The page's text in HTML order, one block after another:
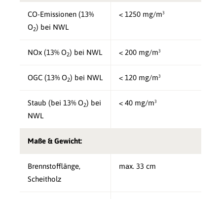
CO-Emissionen (13%
O2) bei NWL
< 1250 mg/m³
NOx (13% O2) bei NWL < 200 mg/m³
OGC (13% O2) bei NWL < 120 mg/m³
Staub (bei 13% O2) bei
NWL
< 40 mg/m³
Maße & Gewicht:
Brennstofflänge,
Scheitholz
max. 33 cm